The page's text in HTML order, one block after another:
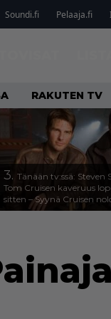
Soundi.fi Pelaaja.fi
RAKUTEN TV
3. Tänään tv:ssä: Steven
Tom Cruisen kaveruus
sitten – Syynä Cruisen